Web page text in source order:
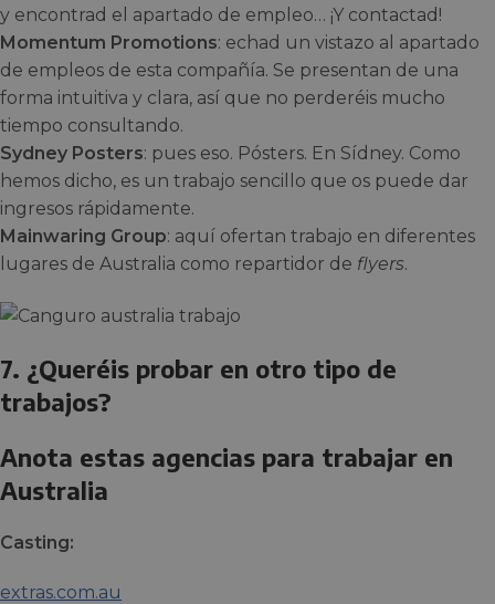
y encontrad el apartado de empleo… ¡Y contactad!
Momentum Promotions: echad un vistazo al apartado
de empleos de esta compañía. Se presentan de una
forma intuitiva y clara, así que no perderéis mucho
tiempo consultando.
Sydney Posters: pues eso. Pósters. En Sídney. Como
hemos dicho, es un trabajo sencillo que os puede dar
ingresos rápidamente.
Mainwaring Group: aquí ofertan trabajo en diferentes
lugares de Australia como repartidor de flyers.
7. ¿Queréis probar en otro tipo de
trabajos?
Anota estas agencias para trabajar en
Australia
Casting:
extras.com.au